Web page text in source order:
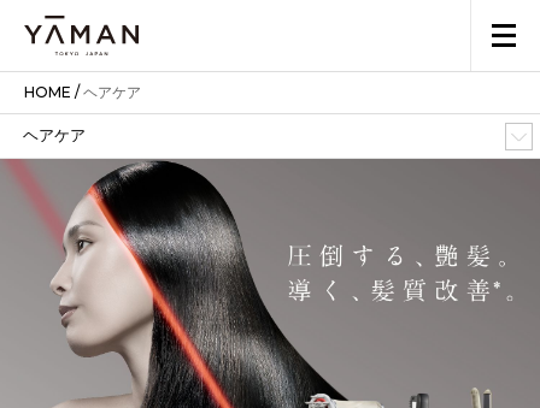
HOME / ヘアケア
ヘアケア